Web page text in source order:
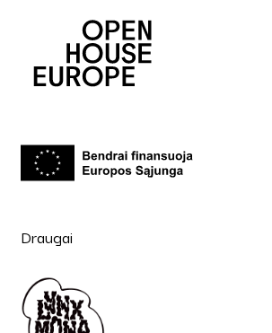
Draugai